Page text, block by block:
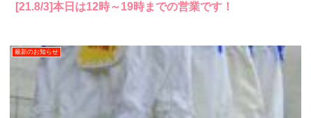
[21.8/3]本日は12時～19時までの営業です！
最新のお知らせ